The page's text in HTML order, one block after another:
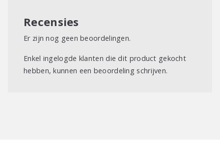
Resultaat
Het haar is klaar om te borstelen en en ziet er direct gladder,
zachter en gezonder uit. Het stylen wordt vergemakkelijkt en
het haar is beschermd tegen frizz.
Recensies
Er zijn nog geen beoordelingen.
Enkel ingelogde klanten die dit product gekocht
hebben, kunnen een beoordeling schrijven.